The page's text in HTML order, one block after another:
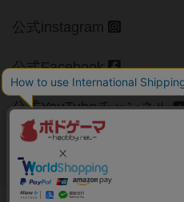
公式instagram
公式Facebook
公式YouTubeチャンネル